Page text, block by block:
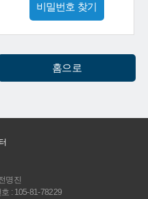
비밀번호 찾기
홈으로
명진
: 105-81-78229